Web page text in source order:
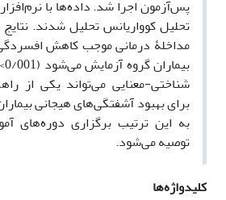
تحلیل کوواریانس تحلیل شدند.
مداخلۀ درمانی موجب کاهش
شناختی-معنایی می‌تواند یکی از
برای بهبود آشفتگی‌های هیجانی
به این ترتیب برگزاری دوره‌های
توصیه می‌شود.
کلیدواژه‌ها